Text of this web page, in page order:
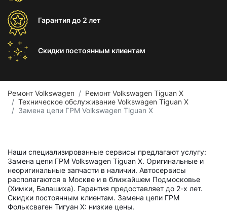
Гарантиядо 2 лет
Скидки постоянным клиентам
Ремонт Volkswagen
Ремонт Volkswagen Tiguan X
Техническое обслуживание Volkswagen Tiguan X
Замена цепи ГРМ Volkswagen Tiguan X
Наши специализированные сервисы предлагают услугу:
Замена цепи ГРМ Volkswagen Tiguan X. Оригинальные и
неоригинальные запчасти в наличии. Автосервисы
располагаются в Москве и в ближайшем Подмосковье
(Химки, Балашиха). Гарантия предоставляет до 2-х лет.
Скидки постоянным клиентам. Замена цепи ГРМ
Фольксваген Тигуан X: низкие цены.